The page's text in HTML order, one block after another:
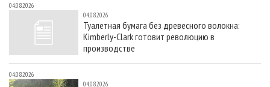
04.08.2026
04.08.2026
Туалетная бумага без древесного волокна:
Kimberly-Clark готовит революцию в
производстве
04.08.2026
04.08.2026